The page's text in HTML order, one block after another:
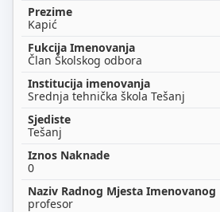
Kapić
Član Školskog odbora
Srednja tehnička škola Tešanj
Tešanj
0
profesor